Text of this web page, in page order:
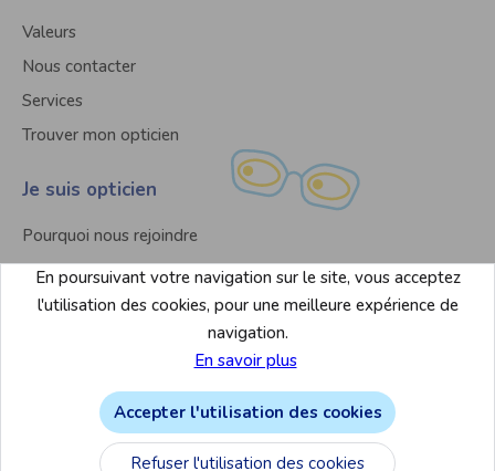
Valeurs
Nous contacter
Services
Trouver mon opticien
Je suis opticien
Pourquoi nous rejoindre
Nous contacter
Liste des magasins
Mentions légales & conditions d’utilisation du site
En poursuivant votre navigation sur le site, vous acceptez
l'utilisation des cookies, pour une meilleure expérience de
navigation.
En savoir plus
Accepter l'utilisation des cookies
Refuser l'utilisation des cookies